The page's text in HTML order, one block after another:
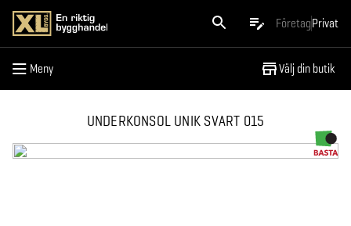
FöretagPrivat
Meny Välj din butik
Meny
UNDERKONSOL UNIK SVART 015